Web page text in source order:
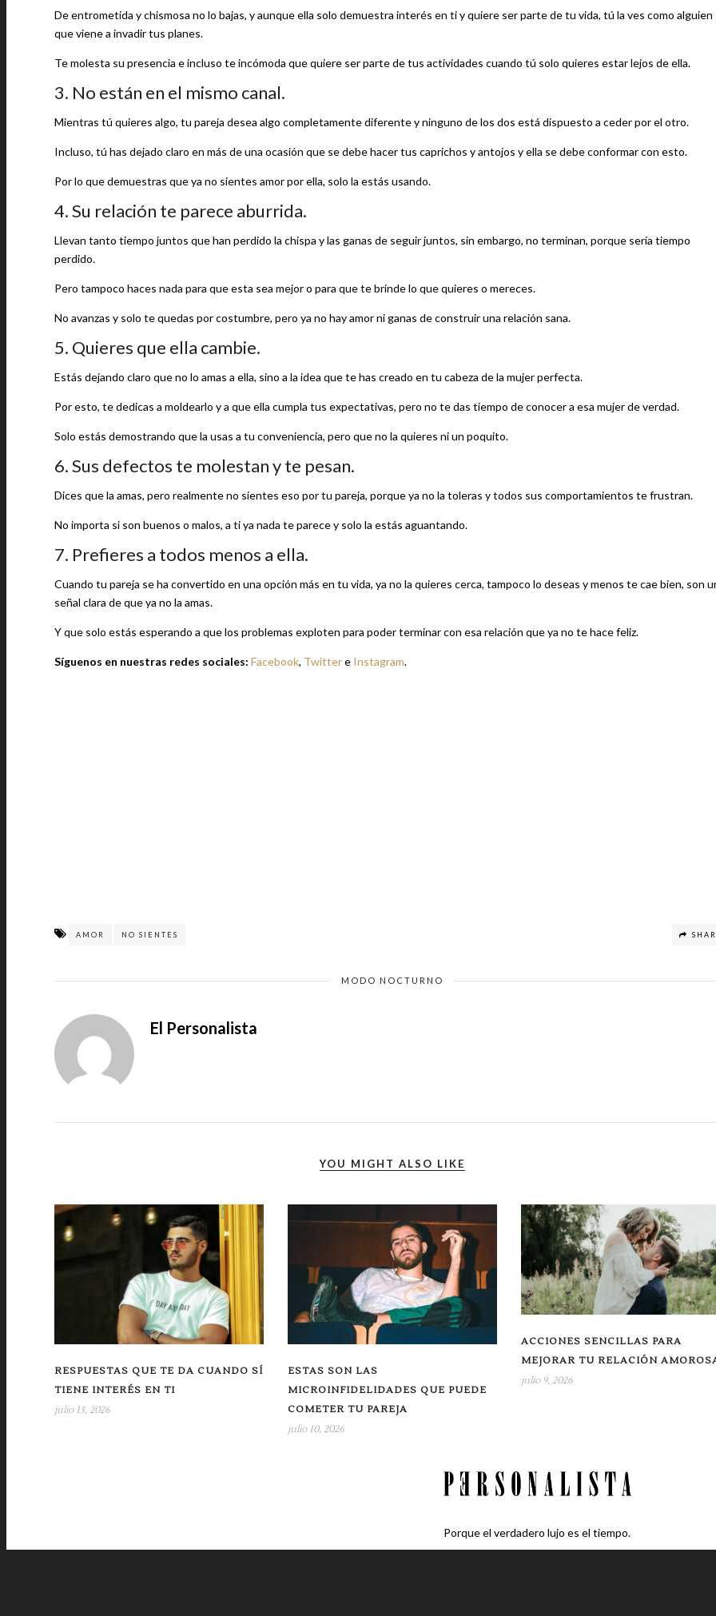
De entrometida y chismosa no lo bajas, y aunque ella solo demuestra interés en ti y quiere ser parte de tu vida, tú la ves como alguien
que viene a invadir tus planes.
Te molesta su presencia e incluso te incómoda que quiere ser parte de tus actividades cuando tú solo quieres estar lejos de ella.
3. No están en el mismo canal.
Mientras tú quieres algo, tu pareja desea algo completamente diferente y ninguno de los dos está dispuesto a ceder por el otro.
Incluso, tú has dejado claro en más de una ocasión que se debe hacer tus caprichos y antojos y ella se debe conformar con esto.
Por lo que demuestras que ya no sientes amor por ella, solo la estás usando.
4. Su relación te parece aburrida.
Llevan tanto tiempo juntos que han perdido la chispa y las ganas de seguir juntos, sin embargo, no terminan, porque sería tiempo
perdido.
Pero tampoco haces nada para que esta sea mejor o para que te brinde lo que quieres o mereces.
No avanzas y solo te quedas por costumbre, pero ya no hay amor ni ganas de construir una relación sana.
5. Quieres que ella cambie.
Estás dejando claro que no lo amas a ella, sino a la idea que te has creado en tu cabeza de la mujer perfecta.
Por esto, te dedicas a moldearlo y a que ella cumpla tus expectativas, pero no te das tiempo de conocer a esa mujer de verdad.
Solo estás demostrando que la usas a tu conveniencia, pero que no la quieres ni un poquito.
6. Sus defectos te molestan y te pesan.
Dices que la amas, pero realmente no sientes eso por tu pareja, porque ya no la toleras y todos sus comportamientos te frustran.
No importa si son buenos o malos, a ti ya nada te parece y solo la estás aguantando.
7. Prefieres a todos menos a ella.
Cuando tu pareja se ha convertido en una opción más en tu vida, ya no la quieres cerca, tampoco lo deseas y menos te cae bien, son
señal clara de que ya no la amas.
Y que solo estás esperando a que los problemas exploten para poder terminar con esa relación que ya no te hace feliz.
Síguenos en nuestras redes sociales: Facebook, Twittere Instagram.
AMOR NO SIENTES
MODO NOCTURNO
El Personalista
YOU MIGHT ALSO LIKE
RESPUESTAS QUE TE DA CUANDO SÍ
TIENE INTERÉS EN TI
julio 13, 2026
ESTAS SON LAS
MICROINFIDELIDADES QUE PUEDE
COMETER TU PAREJA
julio 10, 2026
ACCIONES SENCILLAS PARA
MEJORAR TU RELACIÓN
julio 9, 2026
Porque el verdadero lujo es el tiempo.